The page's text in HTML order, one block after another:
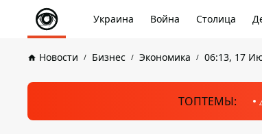
Украина Война Столица
Новости Бизнес Экономика 06:13, 17
ТОПТЕМЫ: